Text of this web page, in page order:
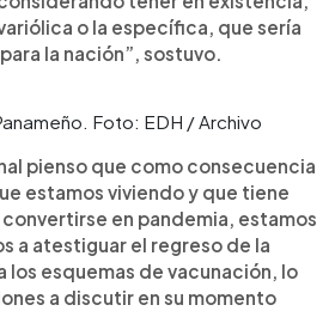
o la específica, que sería
la nación”, sostuvo.
Foto: EDH / Archivo
pienso que como consecuencia
estamos viviendo y que tiene
en pandemia, estamos
a atestiguar el regreso de la
los esquemas de vacunación, lo
a discutir en su momento